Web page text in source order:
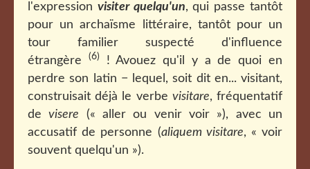
l'expression visiter quelqu'un, qui passe tantôt
pour un archaïsme littéraire, tantôt pour un
tour familier suspecté d'influence
étrangère
(6)
! Avouez qu'il y a de quoi en
perdre son latin − lequel, soit dit en... visitant,
construisait déjà le verbe visitare, fréquentatif
devisere (« aller ou venir voir »), avec un
accusatif de personne (aliquem visitare, « voir
souvent quelqu'un »).